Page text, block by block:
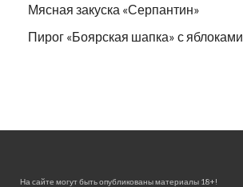
Мясная закуска «Серпантин»
Пирог «Боярская шапка» с яблоками
На сайте могут быть опубликованы материалы 18+!